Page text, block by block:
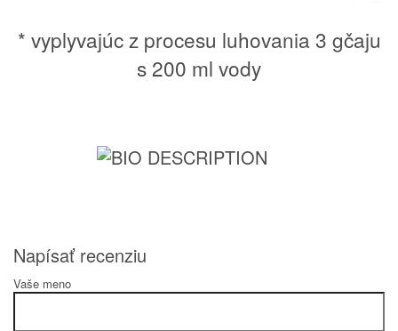
* vyplyvajúc z procesu luhovania 3 gčaju
s 200 ml vody
Napísať recenziu
Vaše meno